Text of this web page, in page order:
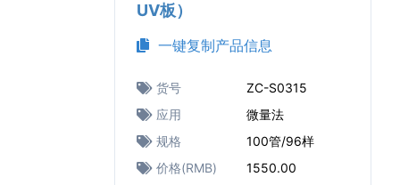
UV板）
一键复制产品信息
货号
ZC-S0315
应用
微量法
规格
100管/96样
价格(RMB)
1550.00